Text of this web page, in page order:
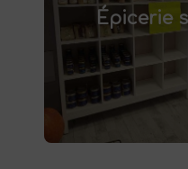
Épicerie
. Confitures
conserves
d'autres produits
produits
à la ferme ou de